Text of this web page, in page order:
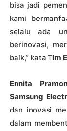
bisa jadi
kami
selalu ada
berinovasi,
baik,” kata Tim
Ennita
Samsung
dan inovasi
dalam